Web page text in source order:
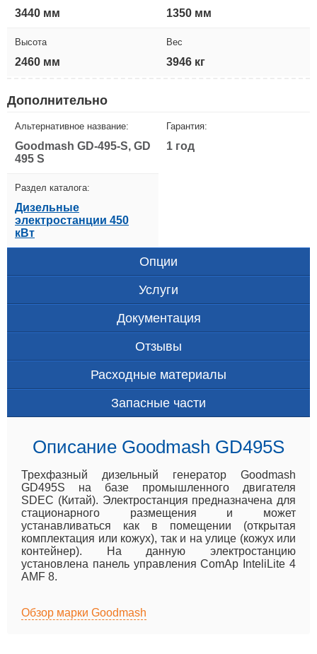
3440 мм 1350 мм
Высота
2460 мм
Вес
3946 кг
Дополнительно
Альтернативное название:
Goodmash GD-495-S, GD
495 S
Гарантия:
1 год
Раздел каталога:
Дизельные
электростанции 450
кВт
Опции
Услуги
Документация
Отзывы
Расходные материалы
Запасные части
Описание Goodmash GD495S
Трехфазный дизельный генератор Goodmash
GD495S на базе промышленного двигателя
SDEC (Китай). Электростанция предназначена для
стационарного размещения и может
устанавливаться как в помещении (открытая
комплектация или кожух), так и на улице (кожух или
контейнер). На данную электростанцию
установлена панель управления ComAp InteliLite 4
AMF 8.
Обзор марки Goodmash